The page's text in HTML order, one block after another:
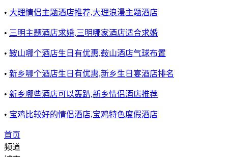
• 大理情侣主题酒店推荐,大理浪漫主题酒店
• 三明主题酒店求婚,三明哪家酒店适合求婚
• 鞍山哪个酒店生日有优惠,鞍山酒店气球布置
• 新乡哪个酒店生日有优惠,新乡生日宴酒店排名
• 新乡哪些酒店可以轰趴,新乡情侣酒店推荐
• 宝鸡比较好的情侣酒店,宝鸡特色度假酒店
首页
频道